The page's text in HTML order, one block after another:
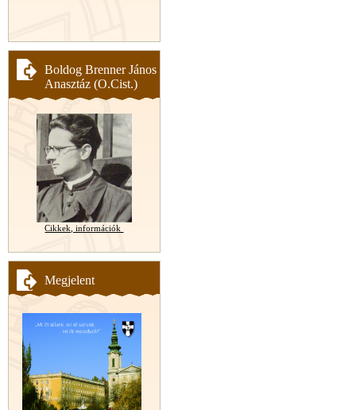
Boldog Brenner János
Anasztáz (O.Cist.)
Cikkek, információk
Megjelent